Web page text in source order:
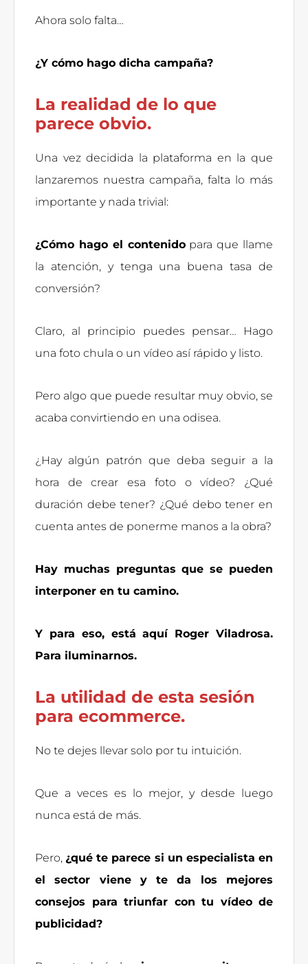
Ahora solo falta…
¿Y cómo hago dicha campaña?
La realidad de lo que
parece obvio.
Una vez decidida la plataforma en la que
lanzaremos nuestra campaña, falta lo más
importante y nada trivial:
¿Cómo hago el contenidopara que llame
la atención, y tenga una buena tasa de
conversión?
Claro, al principio puedes pensar… Hago
una foto chula o un vídeo así rápido y listo.
Pero algo que puede resultar muy obvio, se
acaba convirtiendo en una odisea.
¿Hay algún patrón que deba seguir a la
hora de crear esa foto o vídeo? ¿Qué
duración debe tener? ¿Qué debo tener en
cuenta antes de ponerme manos a la obra?
Hay muchas preguntas que se pueden
interponer en tu camino.
Y para eso, está aquí Roger Viladrosa.
Para iluminarnos.
La utilidad de esta sesión
para ecommerce.
No te dejes llevar solo por tu intuición.
Que a veces es lo mejor, y desde luego
nunca está de más.
Pero, ¿qué te parece si un especialista en
el sector viene y te da los mejores
consejos para triunfar con tu vídeo de
publicidad?